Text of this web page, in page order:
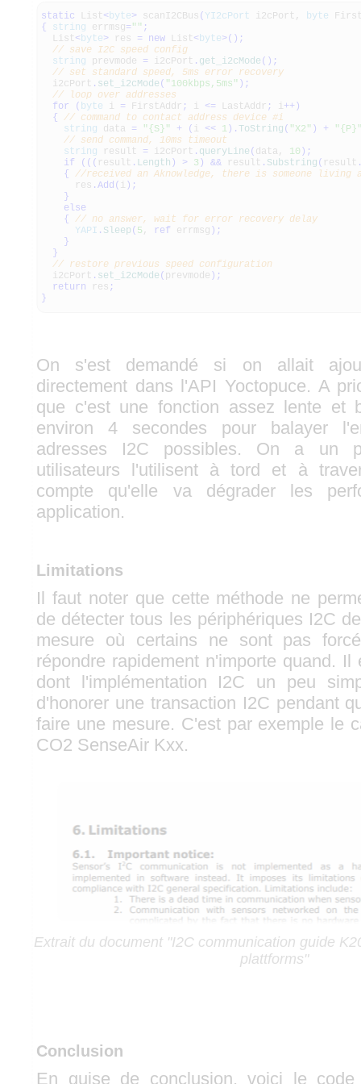
static List <byte> scanI2CBus ( YI2cPort i2cPort, byte
{
string errmsg= "" ;
List <byte> res = new List <byte>( ) ;
// save I2C speed config
string prevmode = i2cPort . get_i2cMode ( ) ;
// set standard speed, 5ms error recovery
i2cPort . set_i2cMode ( "100kbps,5ms" ) ;
// loop over addresses
for
( byte i = FirstAddr ; i <= LastAddr ; i++ )
{
// command to contact address device #i
string data = "{S}" + ( i << 1 ) . ToString ( "X2" ) +
// send command, 10ms timeout
string result = i2cPort . queryLine ( data, 10 ) ;
if
( ( ( result . Length ) > 3 ) && result . Substring ( result
{
//received an Aknowledge, there is someone living
res . Add ( i ) ;
}
else
{
// no answer, wait for error recovery delay
YAPI . Sleep ( 5 , ref errmsg ) ;
}
}
// restore previous speed configuration
i2cPort . set_i2cMode ( prevmode ) ;
return res ;
}
On s'est demandé si on allait
directement dans l'API Yoctopuce. A
que c'est une fonction assez lente et
environ 4 secondes pour balayer
adresses I2C possibles. On a un
utilisateurs l'utilisent à tord et à
compte qu'elle va dégrader les
application.
Limitations
Il faut noter que cette méthode ne
de détecter tous les périphériques I2C
mesure où certains ne sont pas
répondre rapidement n'importe quand. Il
dont l'implémentation I2C un peu
d'honorer une transaction I2C pendant
faire une mesure. C'est par exemple le
CO2 SenseAir Kxx.
Extrait du document "I2C communication guide
plattforms"
Conclusion
En guise de conclusion, voici le